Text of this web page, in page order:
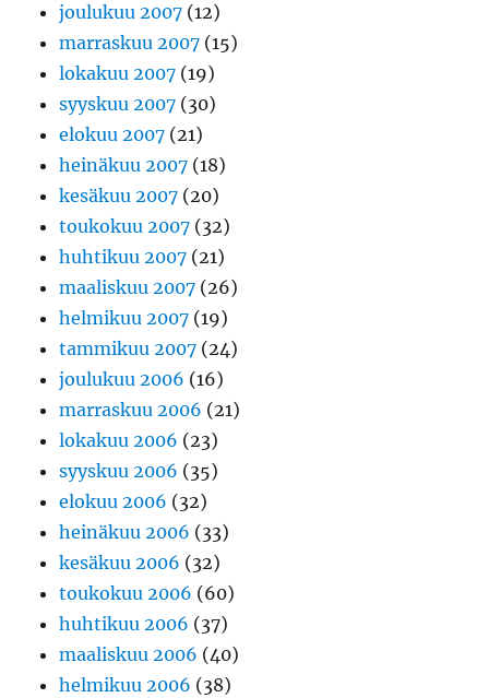
joulukuu 2007 (12)
marraskuu 2007 (15)
lokakuu 2007 (19)
syyskuu 2007 (30)
elokuu 2007 (21)
heinäkuu 2007 (18)
kesäkuu 2007 (20)
toukokuu 2007 (32)
huhtikuu 2007 (21)
maaliskuu 2007 (26)
helmikuu 2007 (19)
tammikuu 2007 (24)
joulukuu 2006 (16)
marraskuu 2006 (21)
lokakuu 2006 (23)
syyskuu 2006 (35)
elokuu 2006 (32)
heinäkuu 2006 (33)
kesäkuu 2006 (32)
toukokuu 2006 (60)
huhtikuu 2006 (37)
maaliskuu 2006 (40)
helmikuu 2006 (38)